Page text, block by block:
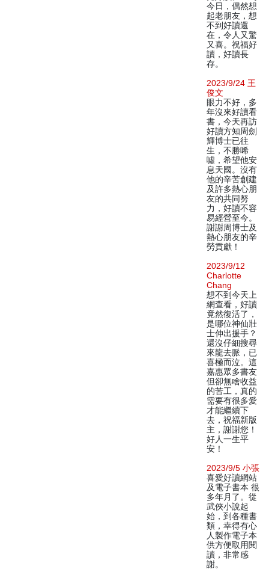
今日，偶然想
起老朋友，想
不到好讀還
在，令人又驚
又喜。祝福好
讀，好讀長
存。
2023/9/24 王
俊文
眼力不好，多
年沒來好讀看
書，今天再訪
好讀方知周劍
輝博士已往
生，不勝唏
噓，希望他安
息天國。沒有
他的辛苦創建
及許多熱心朋
友的共同努
力，好讀不容
易經營至今。
謝謝周博士及
熱心朋友的辛
勞貢獻！
2023/9/12
Charlotte
Chang
想不到今天上
網查看，好讀
竟然復活了，
是哪位神仙壯
士伸出援手？
還沒仔細搜尋
來龍去脈，已
喜極而泣。這
嘉惠眾多書友
但卻無啥收益
的苦工，真的
需要有很多愛
才能繼續下
去，祝福新版
主，謝謝您！
好人一生平
安！
2023/9/5 小張
喜愛好讀網站
及電子書本 很
多年月了。從
武俠小說起
始，到各種書
類，幸得有心
人製作電子本
供方便取用閱
讀，非常感
謝。